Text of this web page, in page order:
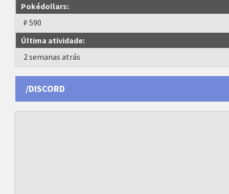
Pokédollars:
₽ 590
Última atividade:
2 semanas atrás
/DISCORD